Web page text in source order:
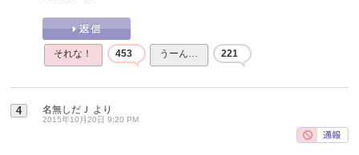
それな！ 453 うーん… 221
4 名無しだＪ より
2015年10月20日 9:20 PM